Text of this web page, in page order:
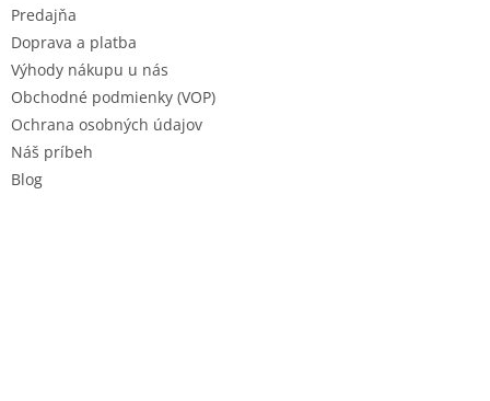
Predajňa
Doprava a platba
Výhody nákupu u nás
Obchodné podmienky (VOP)
Ochrana osobných údajov
Náš príbeh
Blog